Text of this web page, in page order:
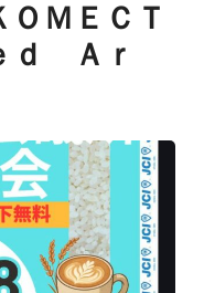
ＯＭＥＣＴ
ｄ Ａｒ